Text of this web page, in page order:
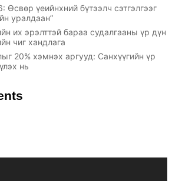
Өсвөр үеийнхний бүтээлч сэтгэлгээг
уралдаан”
их эрэлттэй бараа судалгааны үр дүн
чиг хандлага
20% хэмнэх аргууд: Санхүүгийн үр
нь